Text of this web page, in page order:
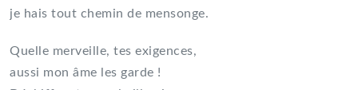
je hais tout chemin de mensonge.
Quelle merveille, tes exigences,
aussi mon âme les garde !